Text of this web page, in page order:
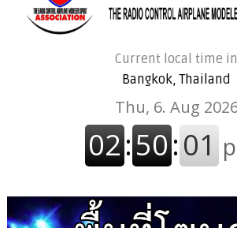
Current local time in
Bangkok, Thailand